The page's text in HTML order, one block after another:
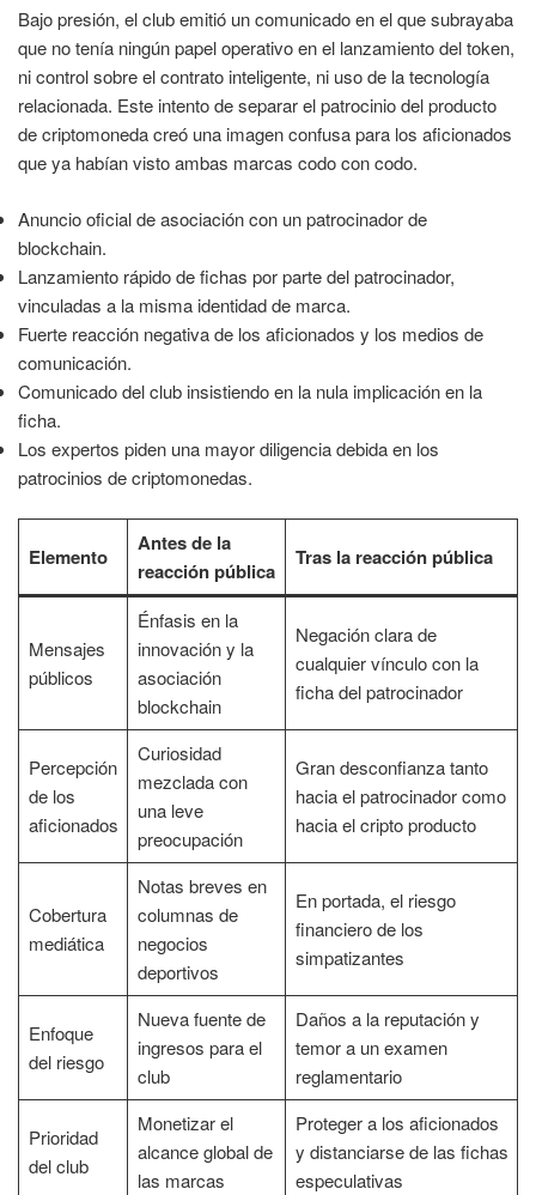
Bajo presión, el club emitió un comunicado en el que subrayaba
que no tenía ningún papel operativo en el lanzamiento del token,
ni control sobre el contrato inteligente, ni uso de la tecnología
relacionada. Este intento de separar el patrocinio del producto
de criptomoneda creó una imagen confusa para los aficionados
que ya habían visto ambas marcas codo con codo.
Anuncio oficial de asociación con un patrocinador de
blockchain.
Lanzamiento rápido de fichas por parte del patrocinador,
vinculadas a la misma identidad de marca.
Fuerte reacción negativa de los aficionados y los medios de
comunicación.
Comunicado del club insistiendo en la nula implicación en la
ficha.
Los expertos piden una mayor diligencia debida en los
patrocinios de criptomonedas.
Elemento
Antes de la
reacción pública
Tras la reacción pública
Mensajes
públicos
Énfasis en la
innovación y la
asociación
blockchain
Negación clara de
cualquier vínculo con la
ficha del patrocinador
Percepción
de los
aficionados
Curiosidad
mezclada con
una leve
preocupación
Gran desconfianza tanto
hacia el patrocinador como
hacia el cripto producto
Cobertura
mediática
Notas breves en
columnas de
negocios
deportivos
En portada, el riesgo
financiero de los
simpatizantes
Enfoque
del riesgo
Nueva fuente de
ingresos para el
club
Daños a la reputación y
temor a un examen
reglamentario
Prioridad
del club
Monetizar el
alcance global de
las marcas
Proteger a los aficionados
y distanciarse de las fichas
especulativas